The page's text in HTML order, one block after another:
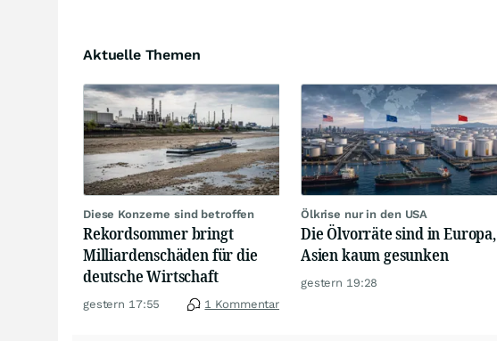
Aktuelle Themen
Diese Konzerne sind betroffen
Rekordsommer bringt
Milliardenschäden für die
deutsche Wirtschaft
gestern 17:55 1 Kommentar
Ölkrise nur in den USA
Die Ölvorräte sind in Europa,
Asien kaum gesunken
gestern 19:28